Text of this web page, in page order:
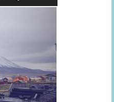
以
提
高